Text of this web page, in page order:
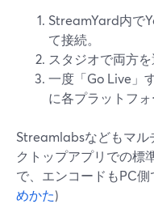
StreamYard内で
て接続。
スタジオで両方を
一度「Go Live」
に各プラットフォ
Streamlabsなどもマル
クトップアプリでの標
で、エンコードもPC
めかた)